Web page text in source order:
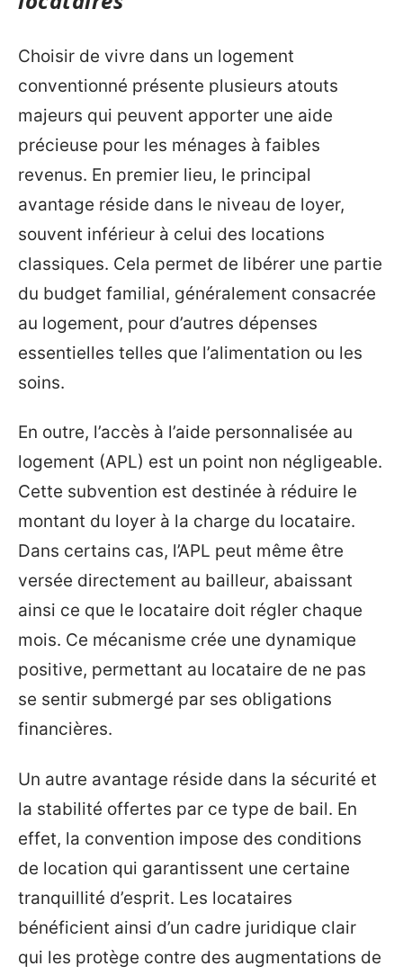
Choisir de vivre dans un logement
conventionné présente plusieurs atouts
majeurs qui peuvent apporter une aide
précieuse pour les ménages à faibles
revenus. En premier lieu, le principal
avantage réside dans le niveau de loyer,
souvent inférieur à celui des locations
classiques. Cela permet de libérer une partie
du budget familial, généralement consacrée
au logement, pour d’autres dépenses
essentielles telles que l’alimentation ou les
soins.
En outre, l’accès à l’aide personnalisée au
logement (APL) est un point non négligeable.
Cette subvention est destinée à réduire le
montant du loyer à la charge du locataire.
Dans certains cas, l’APL peut même être
versée directement au bailleur, abaissant
ainsi ce que le locataire doit régler chaque
mois. Ce mécanisme crée une dynamique
positive, permettant au locataire de ne pas
se sentir submergé par ses obligations
financières.
Un autre avantage réside dans la sécurité et
la stabilité offertes par ce type de bail. En
effet, la convention impose des conditions
de location qui garantissent une certaine
tranquillité d’esprit. Les locataires
bénéficient ainsi d’un cadre juridique clair
qui les protège contre des augmentations de